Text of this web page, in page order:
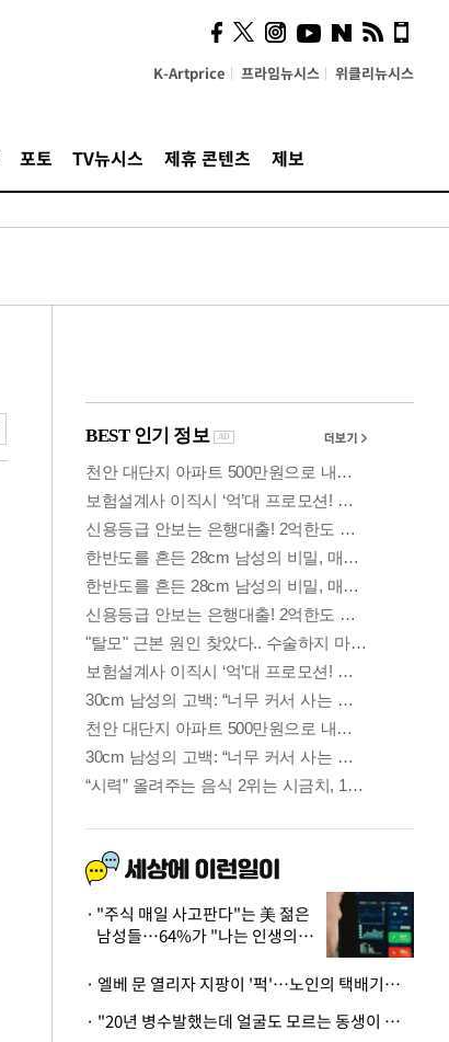
K-Artprice 프라임뉴시스 위클리뉴시스
포토 TV뉴시스 제휴 콘텐츠 제보
시, 스마트폰 액세서리에
NFC 더했다
"주식 매일 사고판다"는 美 젊은
남성들…64%가 "나는 인생의
· 엘베 문 열리자 지팡이 '퍽'…노인의 택배기사 폭행 이유
· "20년 병수발했는데 얼굴도 모르는 동생이 유산 절반을"…배다른 형제 상속권 있을까